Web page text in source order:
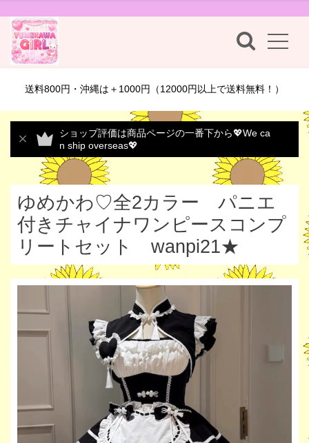
送料800円・沖縄は＋1000円（12000円以上で送料無料！）
ショップ評価は商品ページの一番下から💖We ca
n ship overseas💖
ゆめかわ♡全2カラー パニエ
付きチャイナワンピースコンプ
リートセット wanpi21★